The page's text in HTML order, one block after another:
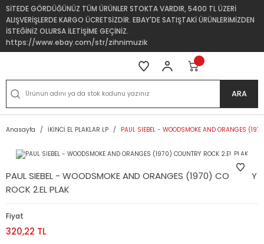
SİTEDE GÖRDÜĞÜNÜZ TÜM ÜRÜNLER STOKTA VARDIR, 5400 TL ÜZERİ
ALIŞVERİŞLERDE KARGO ÜCRETSİZDİR. EBAY'DE SATIŞTAKİ ÜRÜNLERİMİZDEN
İSTEĞİNİZ OLURSA İLETİŞİME GEÇİNİZ.
https://www.ebay.com/str/zihnimuzik
ARA
Anasayfa İKİNCİ EL PLAKLAR LP PAUL SIEBEL - WOODSMOKE AND ORANGES
PAUL SIEBEL - WOODSMOKE AND ORANGES (1970) COUNTRY
ROCK 2.EL PLAK
Fiyat
320,22 TL